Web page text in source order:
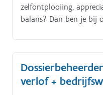
zelfontplooiing,
balans? Dan ben je bij
verlof +